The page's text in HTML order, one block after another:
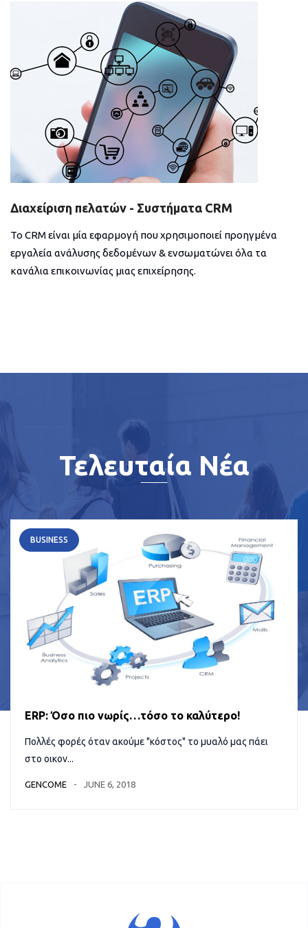
Διαχείριση πελατών - Συστήματα CRM
Το CRM είναι μία εφαρμογή που χρησιμοποιεί προηγμένα
εργαλεία ανάλυσης δεδομένων & ενσωματώνει όλα τα
κανάλια επικοινωνίας μιας επιχείρησης.
Τελευταία Νέα
BUSINESS
ERP: Όσο πιο νωρίς…τόσο το καλύτερο!
Πολλές φορές όταν ακούμε "κόστος" το μυαλό μας πάει
στο οικον...
GENCOME JUNE 6, 2018